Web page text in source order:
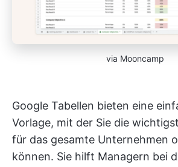
via Mooncamp
Google Tabellen bieten eine
Vorlage, mit der Sie die
für das gesamte Unternehmen
können. Sie hilft Managern bei